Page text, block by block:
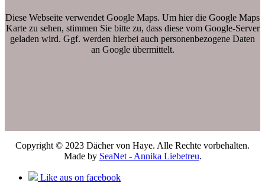
Diese Webseite verwendet Google Maps. Um hier die Google Maps
Karte zu sehen, stimmen Sie bitte zu, dass diese vom Google-Server
geladen wird. Ggf. werden hierbei auch personenbezogene Daten
an Google übermittelt.
Copyright © 2023 Dächer von Haye. Alle Rechte vorbehalten.
Made by SeaNet - Annika Liebetreu.
Like aus on facebook